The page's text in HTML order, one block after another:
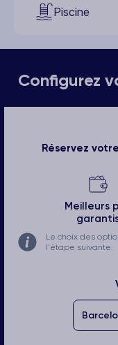
Piscine
Configurez
Réservez
Meilleurs
Le choix des
l'étape suivante.